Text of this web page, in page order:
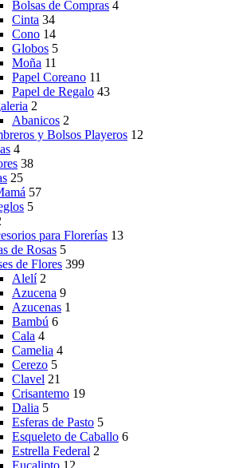
Bolsas de Compras 4
Cinta 34
Cono 14
Globos 5
Moña 11
Papel Coreano 11
Papel de Regalo 43
2
Abanicos 2
y Bolsos Playeros 12
4
38
25
57
5
para Florerías 13
de Rosas 5
de Flores 399
Alelí 2
Azucena 9
Azucenas 1
Bambú 6
Cala 4
Camelia 4
Cerezo 5
Clavel 21
Crisantemo 19
Dalia 5
Esferas de Pasto 5
Esqueleto de Caballo 6
Estrella Federal 2
Eucalipto 12